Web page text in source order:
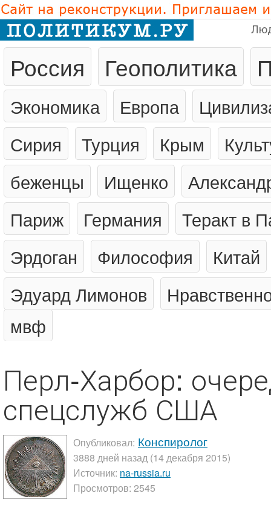
Россия Геополитика
Экономика Европа
Сирия
Турция Крым
беженцы
Ищенко
Париж
Германия
Теракт в
Эрдоган
Философия
Китай
Эдуард Лимонов
мвф
Перл-Харбор:
спецслужб США
Опубликовал: Конспиролог
3888 дней назад (14 декабря 2015)
Источник: na-russia.ru
Просмотров: 2545